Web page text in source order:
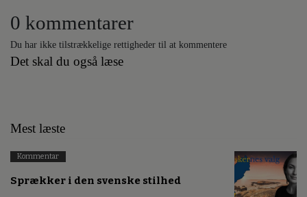
0 kommentarer
Du har ikke tilstrækkelige rettigheder til at kommentere
Det skal du også læse
Mest læste
Kommentar
Sprækker i den svenske stilhed